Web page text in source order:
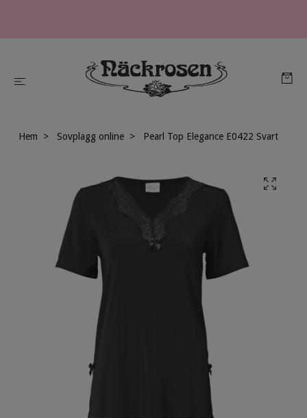
Hem Sovplagg online Pearl Top Elegance E0422 Svart